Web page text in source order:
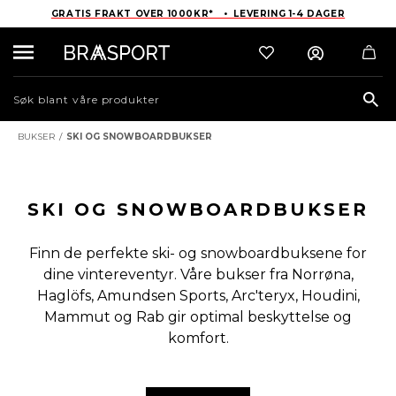
GRATIS FRAKT OVER 1000KR* • LEVERING 1-4 DAGER
BUKSER / SKI OG SNOWBOARDBUKSER
SKI OG SNOWBOARDBUKSER
Finn de perfekte ski- og snowboardbuksene for
dine vintereventyr. Våre bukser fra Norrøna,
Haglöfs, Amundsen Sports, Arc'teryx, Houdini,
Mammut og Rab gir optimal beskyttelse og
komfort.